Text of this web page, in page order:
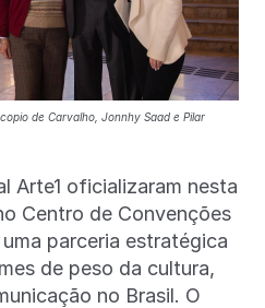
de Carvalho, Jonnhy Saad e Pilar
Arte1 oficializaram nesta
Centro de Convenções
parceria estratégica
de peso da cultura,
no Brasil. O